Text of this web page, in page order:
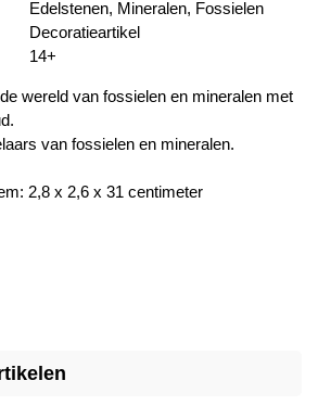
Edelstenen, Mineralen, Fossielen
Decoratieartikel
14+
wereld van fossielen en mineralen met
van fossielen en mineralen.
2,8 x 2,6 x 31 centimeter